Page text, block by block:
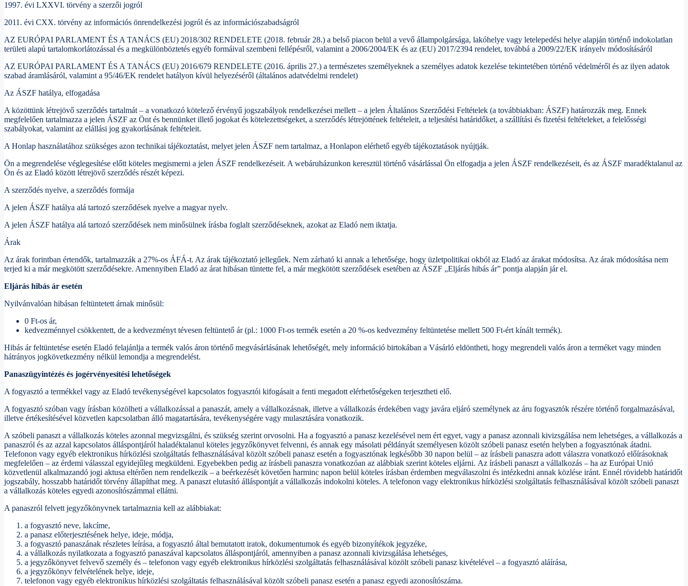
1997. évi LXXVI. törvény a szerzői jogról
2011. évi CXX. törvény az információs önrendelkezési jogról és az információszabadságról
AZ EURÓPAI PARLAMENT ÉS A TANÁCS (EU) 2018/302 RENDELETE (2018. február 28.) a belső piacon belül a vevő állampolgársága, lakóhelye vagy letelepedési helye alapján történő indokolatlan
területi alapú tartalomkorlátozással és a megkülönböztetés egyéb formáival szembeni fellépésről, valamint a 2006/2004/EK és az (EU) 2017/2394 rendelet, továbbá a 2009/22/EK irányelv módosításáról
AZ EURÓPAI PARLAMENT ÉS A TANÁCS (EU) 2016/679 RENDELETE (2016. április 27.) a természetes személyeknek a személyes adatok kezelése tekintetében történő védelméről és az ilyen adatok
szabad áramlásáról, valamint a 95/46/EK rendelet hatályon kívül helyezéséről (általános adatvédelmi rendelet)
Az ÁSZF hatálya, elfogadása
A közöttünk létrejövő szerződés tartalmát – a vonatkozó kötelező érvényű jogszabályok rendelkezései mellett – a jelen Általános Szerződési Feltételek (a továbbiakban: ÁSZF) határozzák meg. Ennek
megfelelően tartalmazza a jelen ÁSZF az Önt és bennünket illető jogokat és kötelezettségeket, a szerződés létrejöttének feltételeit, a teljesítési határidőket, a szállítási és fizetési feltételeket, a felelősségi
szabályokat, valamint az elállási jog gyakorlásának feltételeit.
A Honlap használatához szükséges azon technikai tájékoztatást, melyet jelen ÁSZF nem tartalmaz, a Honlapon elérhető egyéb tájékoztatások nyújtják.
Ön a megrendelése véglegesítése előtt köteles megismerni a jelen ÁSZF rendelkezéseit. A webáruházunkon keresztül történő vásárlással Ön elfogadja a jelen ÁSZF rendelkezéseit, és az ÁSZF maradéktalanul az
Ön és az Eladó között létrejövő szerződés részét képezi.
A szerződés nyelve, a szerződés formája
A jelen ÁSZF hatálya alá tartozó szerződések nyelve a magyar nyelv.
A jelen ÁSZF hatálya alá tartozó szerződések nem minősülnek írásba foglalt szerződéseknek, azokat az Eladó nem iktatja.
Árak
Az árak forintban értendők, tartalmazzák a 27%-os ÁFÁ-t. Az árak tájékoztató jellegűek. Nem zárható ki annak a lehetősége, hogy üzletpolitikai okból az Eladó az árakat módosítsa. Az árak módosítása nem
terjed ki a már megkötött szerződésekre. Amennyiben Eladó az árat hibásan tüntette fel, a már megkötött szerződések esetében az ÁSZF „Eljárás hibás ár” pontja alapján jár el.
Eljárás hibás ár esetén
Nyilvánvalóan hibásan feltüntetett árnak minősül:
0 Ft-os ár,
kedvezménnyel csökkentett, de a kedvezményt tévesen feltüntető ár (pl.: 1000 Ft-os termék esetén a 20 %-os kedvezmény feltüntetése mellett 500 Ft-ért kínált termék).
Hibás ár feltüntetése esetén Eladó felajánlja a termék valós áron történő megvásárlásának lehetőségét, mely információ birtokában a Vásárló eldöntheti, hogy megrendeli valós áron a terméket vagy minden
hátrányos jogkövetkezmény nélkül lemondja a megrendelést.
Panaszügyintézés és jogérvényesítési lehetőségek
A fogyasztó a termékkel vagy az Eladó tevékenységével kapcsolatos fogyasztói kifogásait a fenti megadott elérhetőségeken terjesztheti elő.
A fogyasztó szóban vagy írásban közölheti a vállalkozással a panaszát, amely a vállalkozásnak, illetve a vállalkozás érdekében vagy javára eljáró személynek az áru fogyasztók részére történő forgalmazásával,
illetve értékesítésével közvetlen kapcsolatban álló magatartására, tevékenységére vagy mulasztására vonatkozik.
A szóbeli panaszt a vállalkozás köteles azonnal megvizsgálni, és szükség szerint orvosolni. Ha a fogyasztó a panasz kezelésével nem ért egyet, vagy a panasz azonnali kivizsgálása nem lehetséges, a vállalkozás a
panaszról és az azzal kapcsolatos álláspontjáról haladéktalanul köteles jegyzőkönyvet felvenni, és annak egy másolati példányát személyesen közölt szóbeli panasz esetén helyben a fogyasztónak átadni.
Telefonon vagy egyéb elektronikus hírközlési szolgáltatás felhasználásával közölt szóbeli panasz esetén a fogyasztónak legkésőbb 30 napon belül – az írásbeli panaszra adott válaszra vonatkozó előírásoknak
megfelelően – az érdemi válasszal egyidejűleg megküldeni. Egyebekben pedig az írásbeli panaszra vonatkozóan az alábbiak szerint köteles eljárni. Az írásbeli panaszt a vállalkozás – ha az Európai Unió
közvetlenül alkalmazandó jogi aktusa eltérően nem rendelkezik – a beérkezését követően harminc napon belül köteles írásban érdemben megválaszolni és intézkedni annak közlése iránt. Ennél rövidebb határidőt
jogszabály, hosszabb határidőt törvény állapíthat meg. A panaszt elutasító álláspontját a vállalkozás indokolni köteles. A telefonon vagy elektronikus hírközlési szolgáltatás felhasználásával közölt szóbeli panaszt
a vállalkozás köteles egyedi azonosítószámmal ellátni.
A panaszról felvett jegyzőkönyvnek tartalmaznia kell az alábbiakat:
a fogyasztó neve, lakcíme,
a panasz előterjesztésének helye, ideje, módja,
a fogyasztó panaszának részletes leírása, a fogyasztó által bemutatott iratok, dokumentumok és egyéb bizonyítékok jegyzéke,
a vállalkozás nyilatkozata a fogyasztó panaszával kapcsolatos álláspontjáról, amennyiben a panasz azonnali kivizsgálása lehetséges,
a jegyzőkönyvet felvevő személy és – telefonon vagy egyéb elektronikus hírközlési szolgáltatás felhasználásával közölt szóbeli panasz kivételével – a fogyasztó aláírása,
a jegyzőkönyv felvételének helye, ideje,
telefonon vagy egyéb elektronikus hírközlési szolgáltatás felhasználásával közölt szóbeli panasz esetén a panasz egyedi azonosítószáma.